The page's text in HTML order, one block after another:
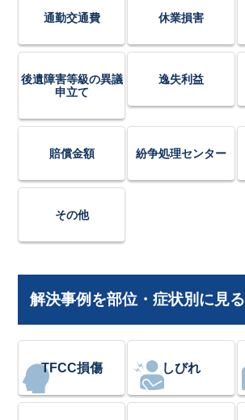
通勤交通費 休業損害
後遺障害等級の異議
申立て
逸失利益
賠償金額 紛争処理センター
その他
解決事例を部位・症状別に見る
TFCC損傷 しびれ